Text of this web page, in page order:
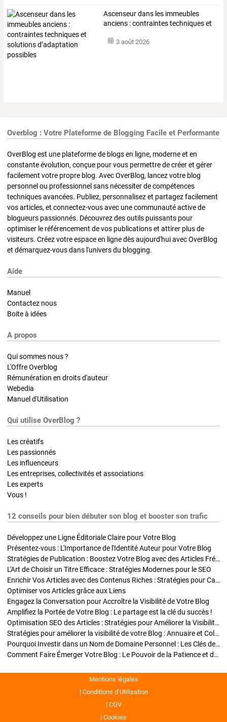
Ascenseurdans les immeubles
anciens :contraintestechniqueset
3 août 2026
Overblog : Votre Plateforme de Blogging Facile et Performante
OverBlog est une plateforme de blogs en ligne, moderne et en
constante évolution, conçue pour vous permettre de créer et gérer
facilement votre propre blog. Avec OverBlog, lancez votre blog
personnel ou professionnel sans nécessiter de compétences
techniques avancées. Publiez, personnalisez et partagez facilement
vos articles, et connectez-vous avec une communauté active de
blogueurs passionnés. Découvrez des outils puissants pour
optimiser le référencement de vos publications et attirer plus de
visiteurs. Créez votre espace en ligne dès aujourd'hui avec OverBlog
et démarquez-vous dans l'univers du blogging.
Aide
Manuel
Contactez nous
Boite à idées
A propos
Qui sommes nous ?
L'Offre Overblog
Rémunération en droits d'auteur
Webedia
Manuel d'Utilisation
Qui utilise OverBlog ?
Les créatifs
Les passionnés
Les influenceurs
Les entreprises, collectivités et associations
Les experts
Vous !
12 conseils pour bien débuter son blog et booster son trafic
Développez une Ligne Éditoriale Claire pour Votre Blog
Présentez-vous : L'Importance de l'Identité Auteur pour Votre Blog
Stratégies de Publication : Boostez Votre Blog avec des Articles Fréquents et Exclusifs
L'Art de Choisir un Titre Efficace : Stratégies Modernes pour le SEO
Enrichir Vos Articles avec des Contenus Riches : Stratégies pour Captiver et Optimiser
Optimiser vos Articles grâce aux Liens
Engagez la Conversation pour Accroître la Visibilité de Votre Blog
Amplifiez la Portée de Votre Blog : Le partage est la clé du succès !
Optimisation SEO des Articles : Stratégies pour Améliorer la Visibilité de Votre Blog
Stratégies pour améliorer la visibilité de votre Blog : Annuaire et Collaborations
Pourquoi Investir dans un Nom de Domaine Personnel : Les Clés de la Réussite de Votre Blog
Comment Faire Émerger Votre Blog : Le Pouvoir de la Patience et de la Persévérance
Mentions légales
Conditions d’Utilisation
CGV
Cookies